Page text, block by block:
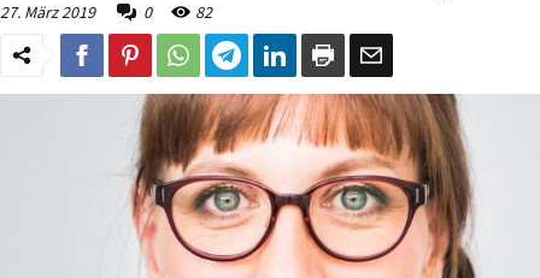
27. März 2019
0 82